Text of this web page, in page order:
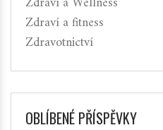
Zdraví a fitness
Zdravotnictví
OBLÍBENÉ PŘÍSPĚVKY